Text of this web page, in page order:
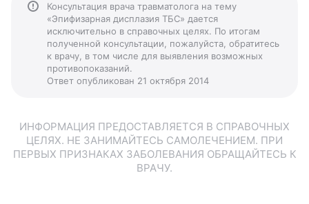
Консультация врача травматолога на тему
«Эпифизарная дисплазия ТБС» дается
исключительно в справочных целях. По итогам
полученной консультации, пожалуйста, обратитесь
к врачу, в том числе для выявления возможных
противопоказаний.
Ответ опубликован 21 октября 2014
ИНФОРМАЦИЯ ПРЕДОСТАВЛЯЕТСЯ В СПРАВОЧНЫХ
ЦЕЛЯХ. НЕ ЗАНИМАЙТЕСЬ САМОЛЕЧЕНИЕМ. ПРИ
ПЕРВЫХ ПРИЗНАКАХ ЗАБОЛЕВАНИЯ ОБРАЩАЙТЕСЬ К
ВРАЧУ.